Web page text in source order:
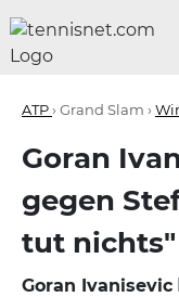
ATP› Grand Slam ›
Goran
gegen
tut nichts"
Goran Ivanisevic